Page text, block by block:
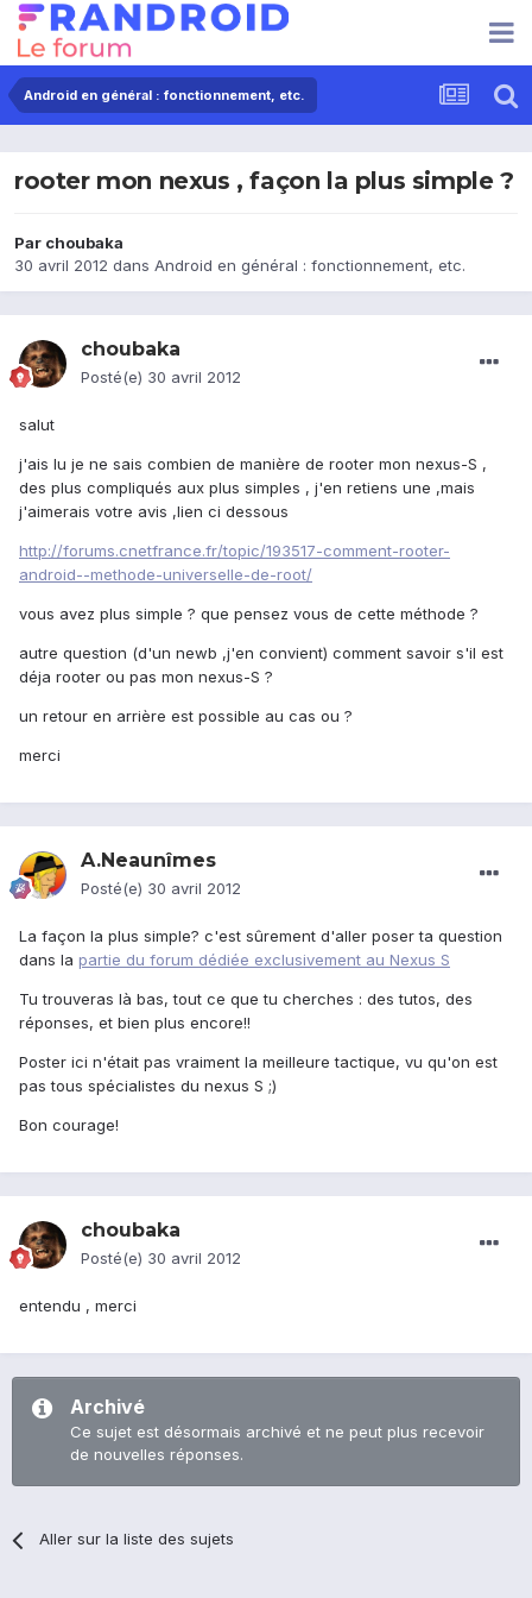
Android en général : fonctionnement, etc.
rooter mon nexus , façon la plus simple ?
Par choubaka
30 avril 2012 dans Android en général : fonctionnement, etc.
choubaka
Posté(e) 30 avril 2012
salut
j'ais lu je ne sais combien de manière de rooter mon nexus-S ,
des plus compliqués aux plus simples , j'en retiens une ,mais
j'aimerais votre avis ,lien ci dessous
http://forums.cnetfrance.fr/topic/193517-comment-rooter-
android--methode-universelle-de-root/
vous avez plus simple ? que pensez vous de cette méthode ?
autre question (d'un newb ,j'en convient) comment savoir s'il est
déja rooter ou pas mon nexus-S ?
un retour en arrière est possible au cas ou ?
merci
A.Neaunîmes
Posté(e) 30 avril 2012
La façon la plus simple? c'est sûrement d'aller poser ta question
dans la partie du forum dédiée exclusivement au Nexus S
Tu trouveras là bas, tout ce que tu cherches : des tutos, des
réponses, et bien plus encore!!
Poster ici n'était pas vraiment la meilleure tactique, vu qu'on est
pas tous spécialistes du nexus S ;)
Bon courage!
choubaka
Posté(e) 30 avril 2012
entendu , merci
Archivé
Ce sujet est désormais archivé et ne peut plus recevoir
de nouvelles réponses.
Aller sur la liste des sujets